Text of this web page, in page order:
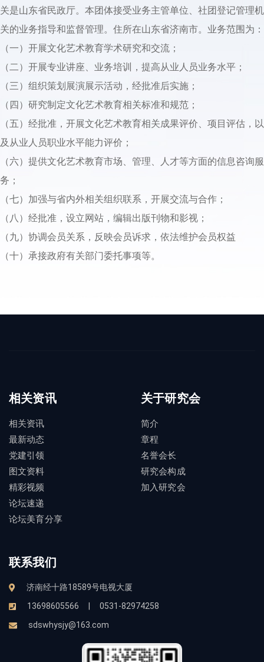
关是山东省民政厅。本团体接受业务主管单位、社团登记管理机
关的业务指导和监督管理。住所在山东省济南市。业务范围为：
（一）开展文化艺术教育学术研究和交流；
（二）开展专业讲座、业务培训，提高从业人员业务水平；
（三）组织策划展演展示活动，经批准后实施；
（四）研究制定文化艺术教育相关标准和规范；
（五）经批准，开展文化艺术教育相关成果评价、项目评估，以
及从业人员职业水平能力评价；
（六）提供文化艺术教育市场、管理、人才等方面的信息咨询服
务；
（七）加强与省内外相关组织联系，开展交流与合作；
（八）经批准，设立网站，编辑出版刊物和影视；
（九）协调会员关系，反映会员诉求，依法维护会员权益
（十）承接政府有关部门委托事项等。
相关资讯
相关资讯
最新动态
党建引领
图文资料
精彩视频
论坛速递
论坛美育分享
关于研究会
简介
章程
名誉会长
研究会构成
加入研究会
联系我们
济南经十路18589号电视大厦
13698605566
0531-82974258
sdswhysjy@163.com